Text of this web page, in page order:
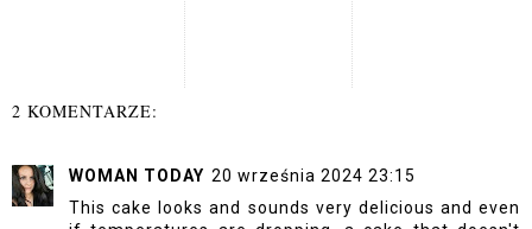
2 KOMENTARZE:
WOMAN TODAY 20 września 2024 23:15
This cake looks and sounds very delicious and even